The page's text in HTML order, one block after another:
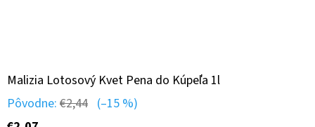
Malizia Lotosový Kvet Pena do Kúpeľa 1l
Pôvodne: €2,44 (–15 %)